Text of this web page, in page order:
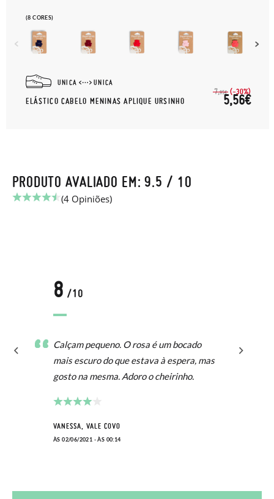
(8 CORES)
UNICA UNICA
ELÁSTICO CABELO MENINAS APLIQUE URSINHO
7,95€ (-30%)
5,56€
PRODUTO AVALIADO EM: 9.5 / 10
(4 Opiniões)
8 /10
Calçam pequeno. O rosa é um bocado
mais escuro do que estava à espera, mas
gosto na mesma. Adoro o cheirinho.
VANESSA, VALE COVO
ÀS 02/06/2021 - ÀS 00:14